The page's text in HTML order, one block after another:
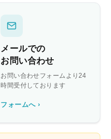
メールでの
お問い合わせ
お問い合わせフォームより24
時間受付しております
フォームへ ›